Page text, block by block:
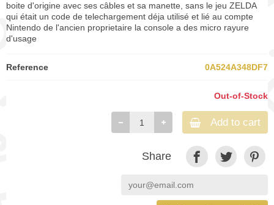
boite d'origine avec ses câbles et sa manette, sans le jeu ZELDA
qui était un code de telechargement déja utilisé et lié au compte
Nintendo de l'ancien proprietaire la console a des micro rayure
d'usage
Reference 0A524A348DF7
Out-of-Stock
Add to cart
Share